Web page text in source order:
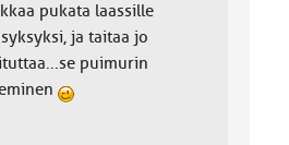
pukata laassille
ja taitaa jo
puimurin